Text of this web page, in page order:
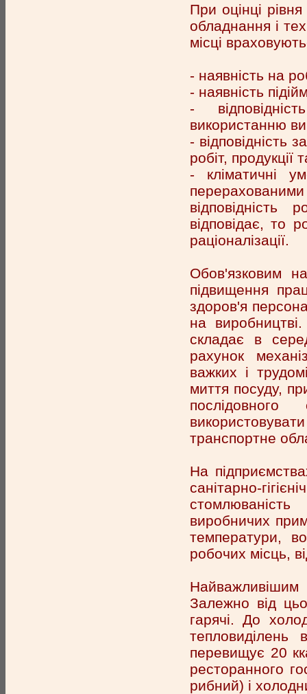
При оцінці
обладнання і
місці
- наявність на
- наявність
-
використанню
- відповідність
робіт, продукції
- кліматичні
перерахованими
відповідає, то
раціоналізації.
Обов'язковим
підвищення
здоров'я
на
складає в
рахунок
важких і
миття посуду,
транспортне
На
санітарно-
виробничих
температури,
робочих місць,
Залежно від
гарячі. До
перевищує 20
ресторанного
рибний) і